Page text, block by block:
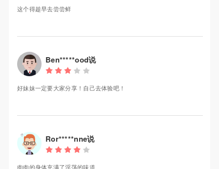
这个得趁早去尝尝鲜
Ben*****ood说
好妹妹一定要大家分享！自己去体验吧！
Ror*****nne说
肉肉的身体充满了淫荡的味道